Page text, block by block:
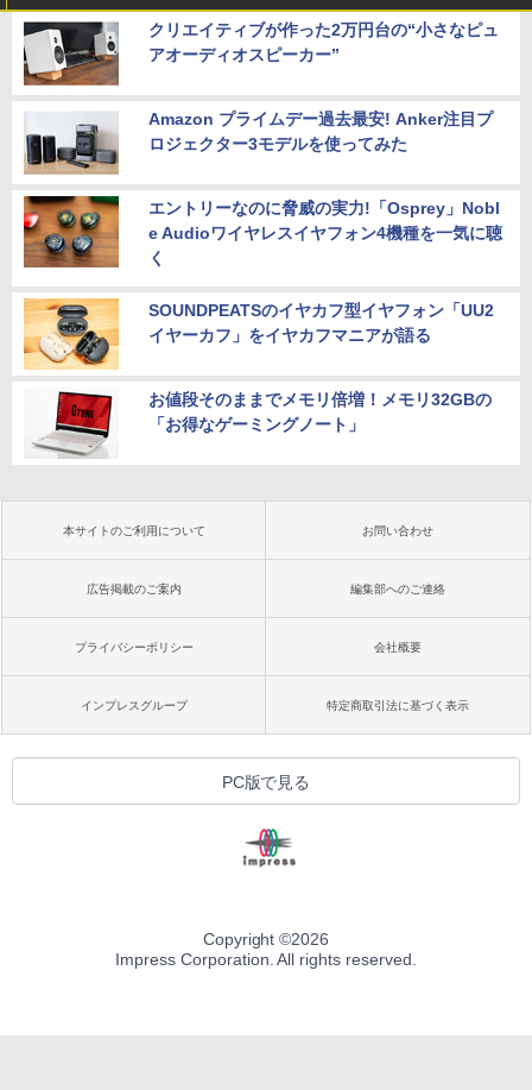
クリエイティブが作った2万円台の“小さなピュ
アオーディオスピーカー”
Amazon プライムデー過去最安! Anker注目プ
ロジェクター3モデルを使ってみた
エントリーなのに脅威の実力!「Osprey」Nobl
e Audioワイヤレスイヤフォン4機種を一気に聴
く
SOUNDPEATSのイヤカフ型イヤフォン「UU2
イヤーカフ」をイヤカフマニアが語る
お値段そのままでメモリ倍増！メモリ32GBの
「お得なゲーミングノート」
本サイトのご利用について お問い合わせ
広告掲載のご案内 編集部へのご連絡
プライバシーポリシー 会社概要
インプレスグループ 特定商取引法に基づく表示
PC版で見る
Copyright ©2026
Impress Corporation. All rights reserved.